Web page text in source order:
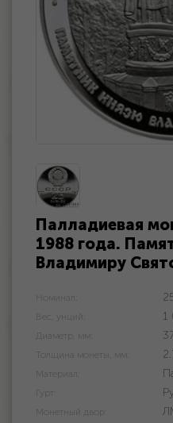
Палладиевая
1988 года.
Владимиру
Номинал:
Вес, унций: 1
Диаметр, мм:
Толщина монеты, мм:
Материал:
Гурт:
Монетный двор: